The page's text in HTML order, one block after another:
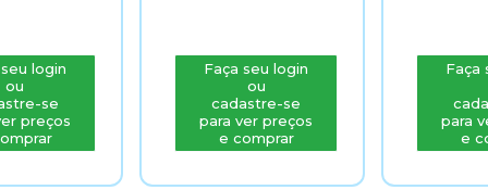
login
ou
se
preços
Faça seu login
ou
cadastre-se
para ver preços
e comprar
Faça
para
e